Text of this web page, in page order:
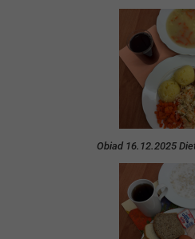
Obiad 16.12.2025